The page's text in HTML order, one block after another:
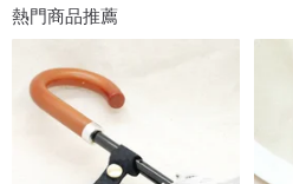
熱門商品推薦